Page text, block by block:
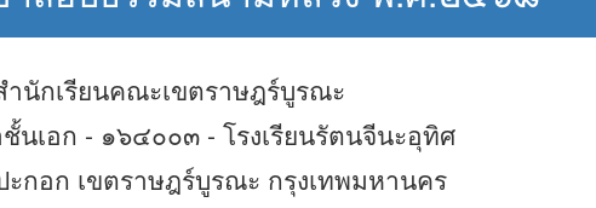
ำนักเรียนคณะเขตราษฎร์บูรณะ
นเอก - ๑๖๔๐๐๓ - โรงเรียนรัตนจีนะอุทิศ
ะกอก เขตราษฎร์บูรณะ กรุงเทพมหานคร